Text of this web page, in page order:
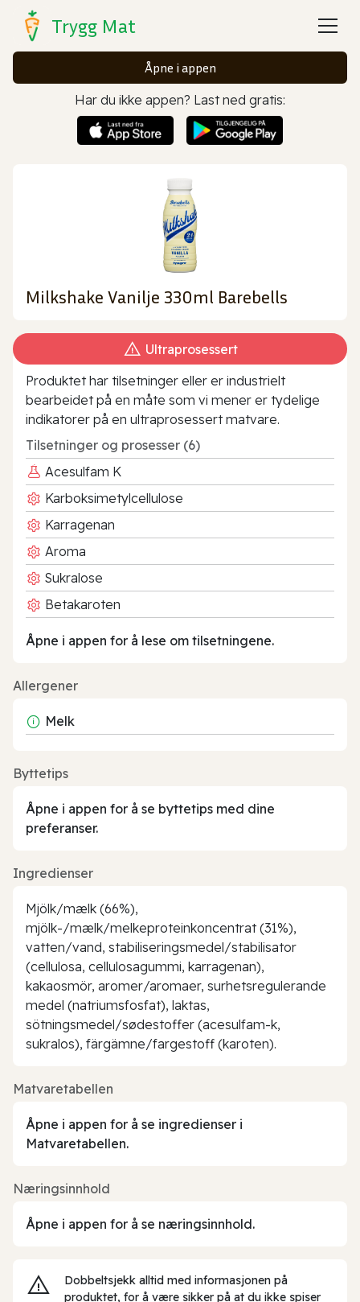
Trygg Mat
Åpne i appen
Har du ikke appen? Last ned gratis:
Milkshake Vanilje 330ml Barebells
Ultraprosessert
Produktet har tilsetninger eller er industrielt
bearbeidet på en måte som vi mener er tydelige
indikatorer på en ultraprosessert matvare.
Tilsetninger og prosesser (6)
Acesulfam K
Karboksimetylcellulose
Karragenan
Aroma
Sukralose
Betakaroten
Åpne i appen for å lese om tilsetningene.
Allergener
Melk
Byttetips
Åpne i appen for å se byttetips med dine
preferanser.
Ingredienser
Mjölk/mælk (66%),
mjölk-/mælk/melkeproteinkoncentrat (31%),
vatten/vand, stabiliseringsmedel/stabilisator
(cellulosa, cellulosagummi, karragenan),
kakaosmör, aromer/aromaer, surhetsregulerande
medel (natriumsfosfat), laktas,
sötningsmedel/sødestoffer (acesulfam-k,
sukralos), färgämne/fargestoff (karoten).
Matvaretabellen
Åpne i appen for å se ingredienser i
Matvaretabellen.
Næringsinnhold
Åpne i appen for å se næringsinnhold.
Dobbeltsjekk alltid med informasjonen på
produktet, for å være sikker på at du ikke spiser